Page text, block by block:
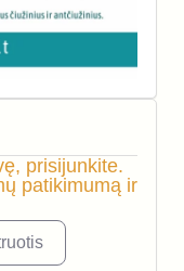
prisijunkite.
patikimumą ir